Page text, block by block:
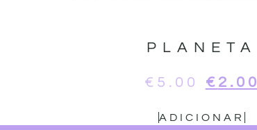
PLANETA
€ 5.00 € 2.00
ADICIONAR